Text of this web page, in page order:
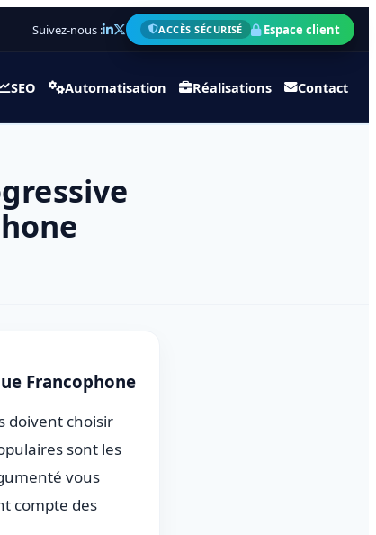
Suivez-nous : ACCÈS SÉCURISÉ Espace client
SEO Automatisation Réalisations Contact
Francophone
doivent choisir
sont les
vous
compte des